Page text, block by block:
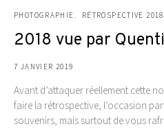
PHOTOGRAPHIE RÉTROSPECTIVE 2018
2018 vue par
7 JANVIER 2019
Avant d’attaquer réellement cette
faire la rétrospective, l’occasion
souvenirs, mais surtout de vous